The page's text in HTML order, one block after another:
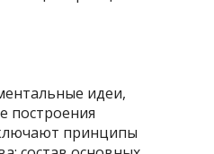
идеи,
построения
принципы